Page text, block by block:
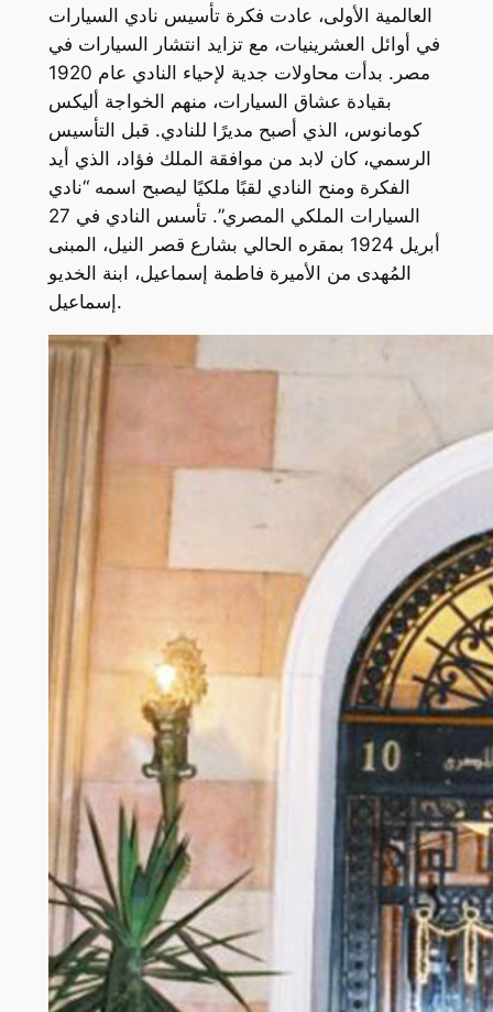
العالمية الأولى، عادت فكرة تأسيس نادي السيارات
في أوائل العشرينيات، مع تزايد انتشار السيارات في
مصر. بدأت محاولات جدية لإحياء النادي عام 1920
بقيادة عشاق السيارات، منهم الخواجة أليكس
كومانوس، الذي أصبح مديرًا للنادي. قبل التأسيس
الرسمي، كان لابد من موافقة الملك فؤاد، الذي أيد
الفكرة ومنح النادي لقبًا ملكيًا ليصبح اسمه “نادي
السيارات الملكي المصري”. تأسس النادي في 27
أبريل 1924 بمقره الحالي بشارع قصر النيل، المبنى
المُهدى من الأميرة فاطمة إسماعيل، ابنة الخديو
إسماعيل.